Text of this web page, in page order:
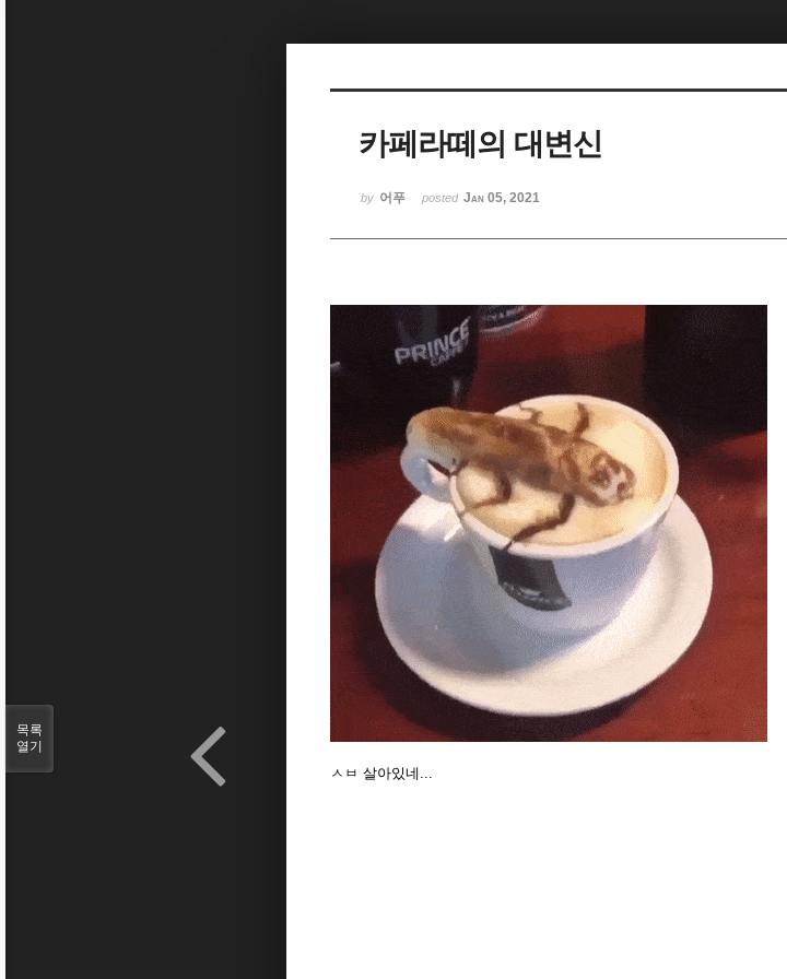
카페라떼의 대변신
by 어푸 posted Jan 05, 2021
ㅅㅂ 살아있네...
목록
열기
Sketchbook5, 스케치북5
Sketchbook5, 스케치북5